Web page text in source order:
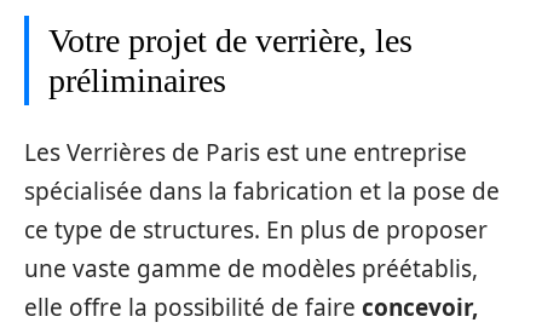
Votre projet de verrière, les
préliminaires
Les Verrières de Paris est une entreprise
spécialisée dans la fabrication et la pose de
ce type de structures. En plus de proposer
une vaste gamme de modèles préétablis,
elle offre la possibilité de faire concevoir,